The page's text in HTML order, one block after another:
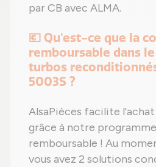
par CB avec ALMA.
💶 Qu'est-ce que la
remboursable dans
turbos
5003S ?
AlsaPièces facilite
grâce à notre
remboursable ! Au
vous avez 2 solutions